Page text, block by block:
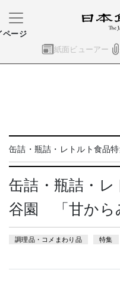
紙面ビューアー
ページ
缶詰・瓶詰・レトルト食品
缶詰・瓶詰・レ
谷園 「甘から
調理品・コメまわり品 特集